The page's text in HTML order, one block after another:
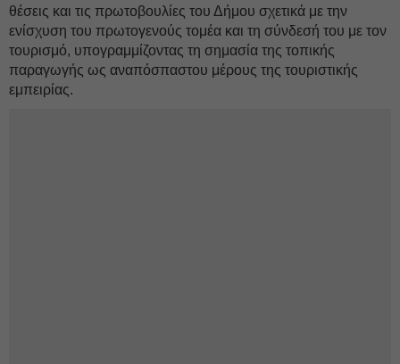
θέσεις και τις πρωτοβουλίες του Δήμου σχετικά με την
ενίσχυση του πρωτογενούς τομέα και τη σύνδεσή του με τον
τουρισμό, υπογραμμίζοντας τη σημασία της τοπικής
παραγωγής ως αναπόσπαστου μέρους της τουριστικής
εμπειρίας.